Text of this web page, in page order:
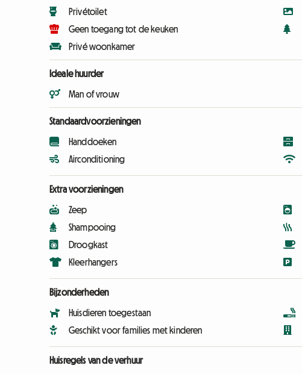
Privétoilet
Geen toegang tot de keuken
Privé woonkamer
Ideale huurder
Man of vrouw
Standaardvoorzieningen
Handdoeken
Airconditioning
Extra voorzieningen
Zeep
Shampooing
Droogkast
Kleerhangers
Bijzonderheden
Huisdieren toegestaan
Geschikt voor families met kinderen
Huisregels van de verhuur